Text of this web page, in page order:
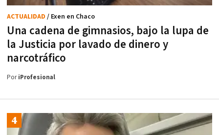
Una cadena de gimnasios, bajo la lupa de
la Justicia por lavado de dinero y
narcotráfico
ACTUALIDAD / Exen en Chaco
PoriProfesional